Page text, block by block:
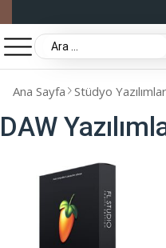
Ana Sayfa Stüdyo
DAW